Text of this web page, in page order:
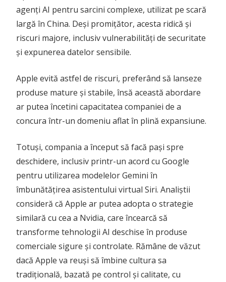
agenți AI pentru sarcini complexe, utilizat pe scară
largă în China. Deși promițător, acesta ridică și
riscuri majore, inclusiv vulnerabilități de securitate
și expunerea datelor sensibile.
Apple evită astfel de riscuri, preferând să lanseze
produse mature și stabile, însă această abordare
ar putea încetini capacitatea companiei de a
concura într-un domeniu aflat în plină expansiune.
Totuși, compania a început să facă pași spre
deschidere, inclusiv printr-un acord cu Google
pentru utilizarea modelelor Gemini în
îmbunătățirea asistentului virtual Siri. Analiștii
consideră că Apple ar putea adopta o strategie
similară cu cea a Nvidia, care încearcă să
transforme tehnologii AI deschise în produse
comerciale sigure și controlate. Rămâne de văzut
dacă Apple va reuși să îmbine cultura sa
tradițională, bazată pe control și calitate, cu